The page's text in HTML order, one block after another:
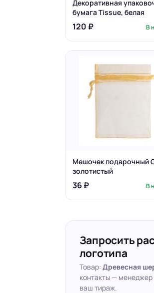
Декоративная
бумага Tissue, белая
120 ₽ В
Мешочек подарочный
золотистый
36 ₽ В
Запросить
логотипа
Товар: Древесная
контакты —
ваш тираж.